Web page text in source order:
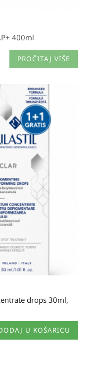
400ml
PROČITAJ VIŠE
drops 30ml,
U KOŠARICU